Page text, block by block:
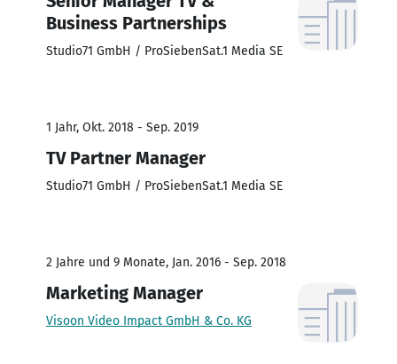
Business Partnerships
Studio71 GmbH / ProSiebenSat.1 Media SE
1 Jahr, Okt. 2018 - Sep. 2019
TV Partner Manager
Studio71 GmbH / ProSiebenSat.1 Media SE
2 Jahre und 9 Monate, Jan. 2016 - Sep. 2018
Marketing Manager
Visoon Video Impact GmbH & Co. KG